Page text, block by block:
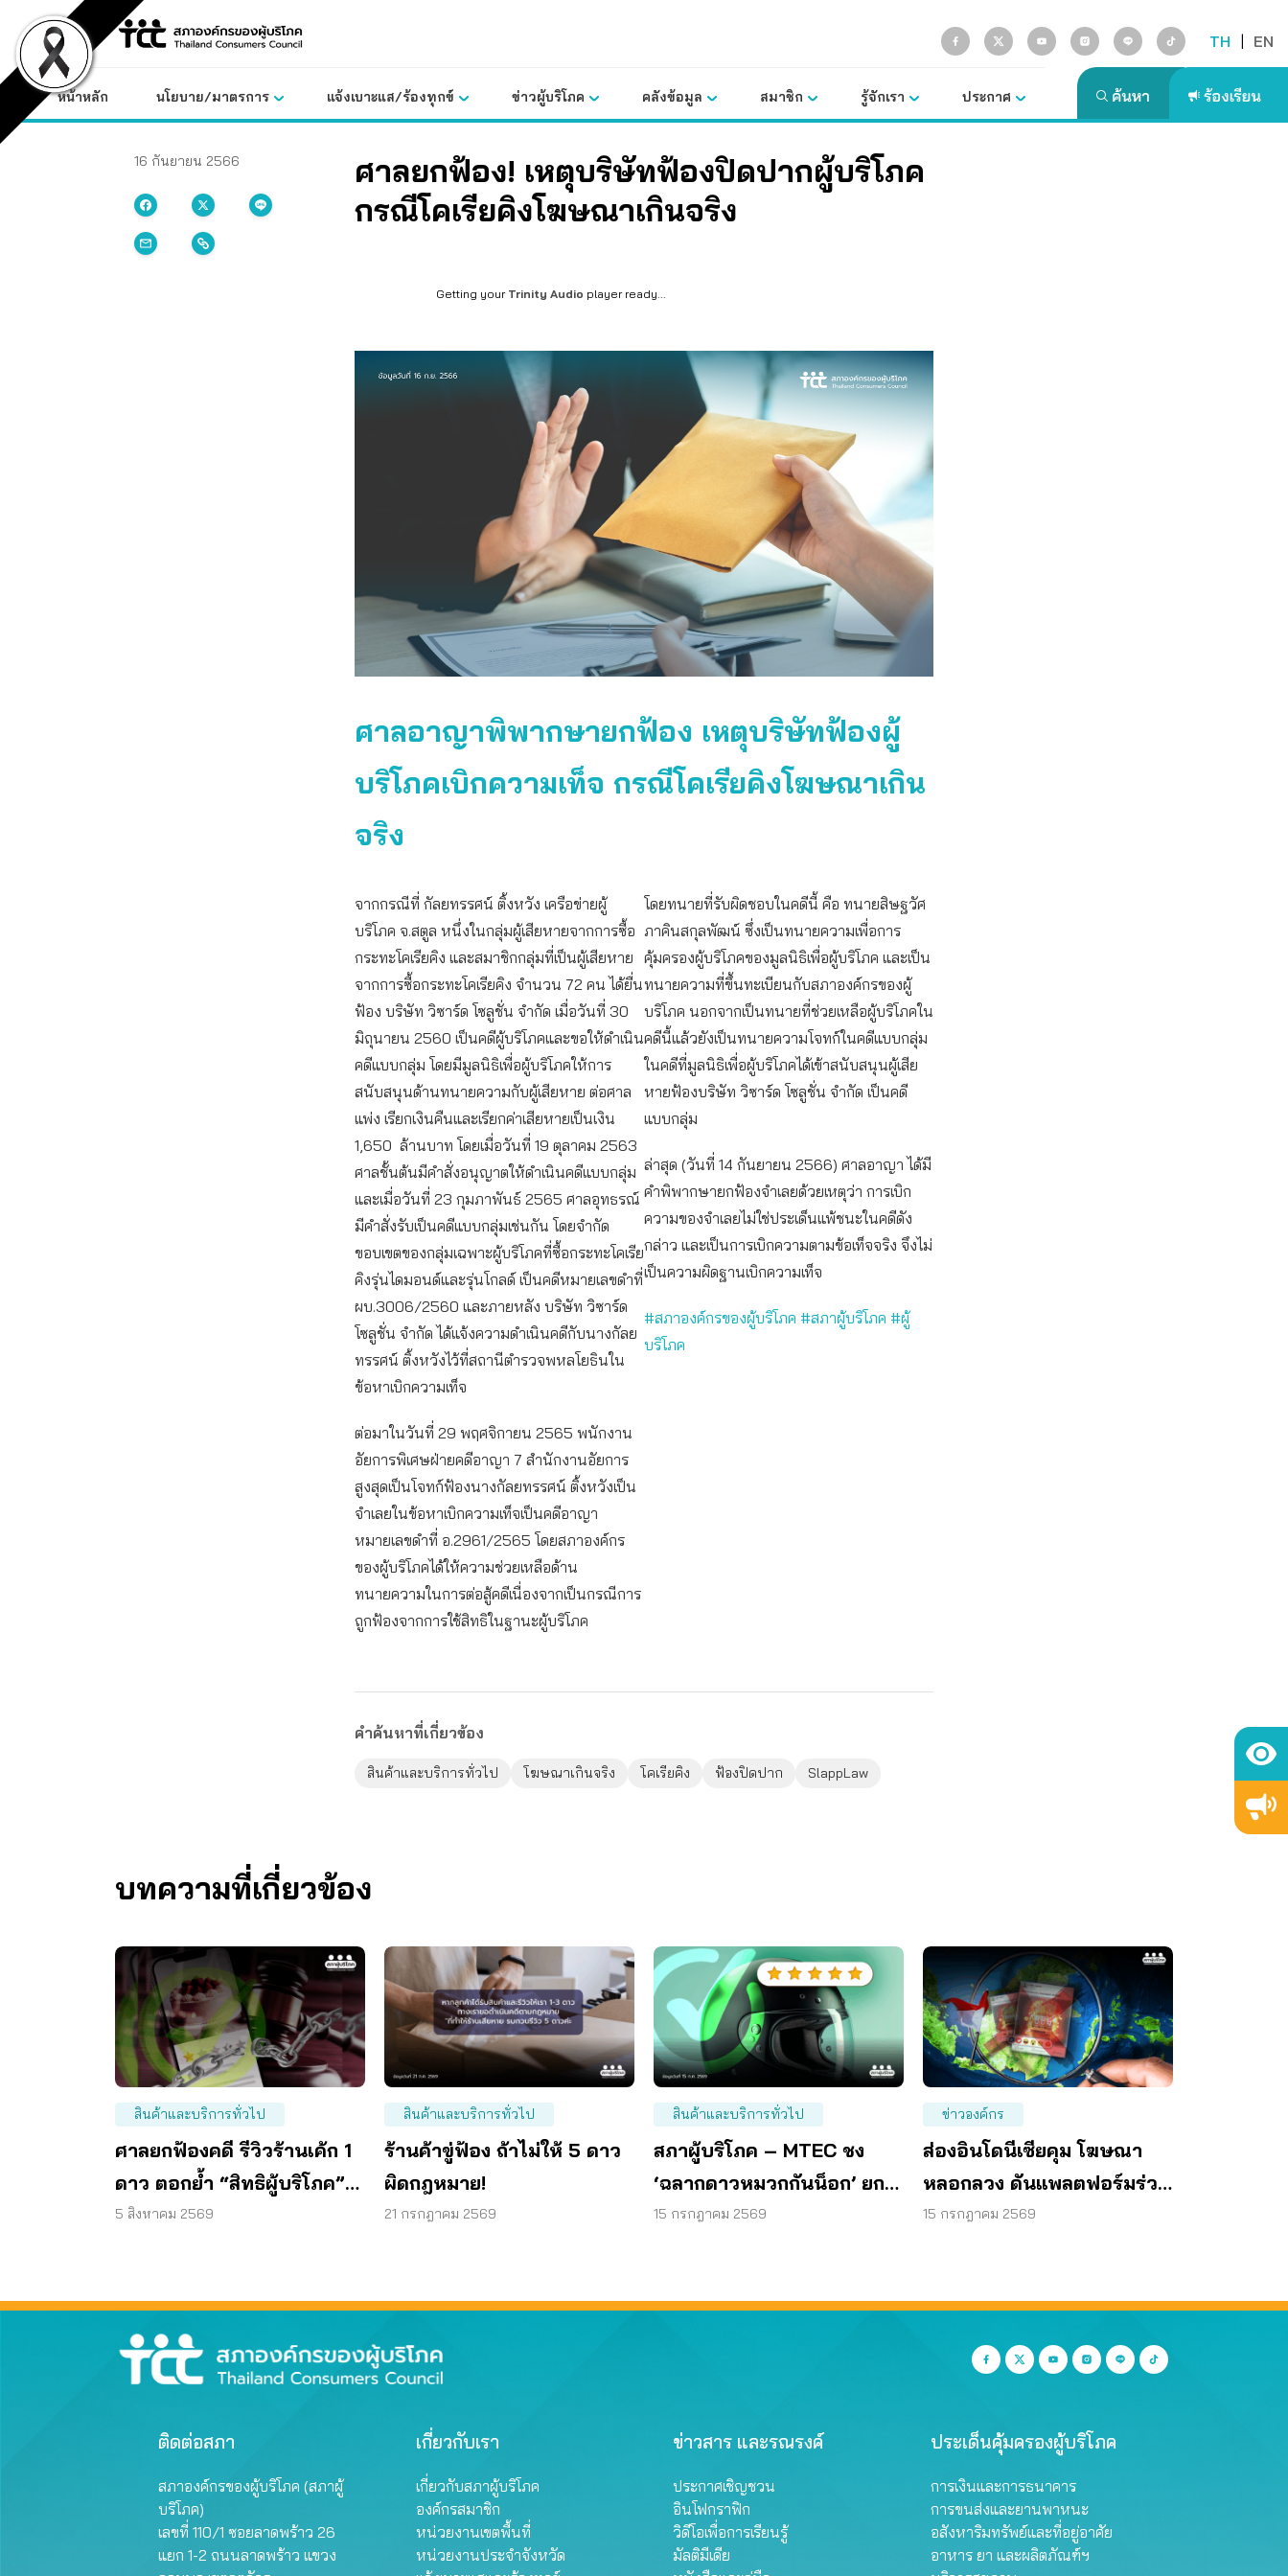
content
TH | EN
หน้าหลัก นโยบาย/มาตรการ แจ้งเบาะแส/ร้องทุกข์ ข่าวผู้บริโภค คลังข้อมูล สมาชิก รู้จักเรา ประกาศ
16 กันยายน 2566
ศาลยกฟ้อง! เหตุบริษัทฟ้องปิดปากผู้บริโภค
กรณีโคเรียคิงโฆษณาเกินจริง
Getting your Trinity Audio player ready...
ศาลอาญาพิพากษายกฟ้อง เหตุบริษัทฟ้องผู้
บริโภคเบิกความเท็จ กรณีโคเรียคิงโฆษณาเกิน
จริง
จากกรณีที่ กัลยทรรศน์ ติ้งหวัง เครือข่ายผู้
บริโภค จ.สตูล หนึ่งในกลุ่มผู้เสียหายจากการซื้อ
กระทะโคเรียคิง และสมาชิกกลุ่มที่เป็นผู้เสียหาย
จากการซื้อกระทะโคเรียคิง จำนวน 72 คน ได้ยื่น
ฟ้อง บริษัท วิซาร์ด โซลูชั่น จำกัด เมื่อวันที่ 30
มิถุนายน 2560 เป็นคดีผู้บริโภคและขอให้ดำเนิน
คดีแบบกลุ่ม โดยมีมูลนิธิเพื่อผู้บริโภคให้การ
สนับสนุนด้านทนายความกับผู้เสียหาย ต่อศาล
แพ่ง เรียกเงินคืนและเรียกค่าเสียหายเป็นเงิน
1,650 ล้านบาท โดยเมื่อวันที่ 19 ตุลาคม 2563
ศาลชั้นต้นมีคำสั่งอนุญาตให้ดำเนินคดีแบบกลุ่ม
และเมื่อวันที่ 23 กุมภาพันธ์ 2565 ศาลอุทธรณ์
มีคำสั่งรับเป็นคดีแบบกลุ่มเช่นกัน โดยจำกัด
ขอบเขตของกลุ่มเฉพาะผู้บริโภคที่ซื้อกระทะโคเรีย
คิงรุ่นไดมอนด์และรุ่นโกลด์ เป็นคดีหมายเลขดำที่
ผบ.3006/2560 และภายหลัง บริษัท วิซาร์ด
โซลูชั่น จำกัด ได้แจ้งความดำเนินคดีกับนางกัลย
ทรรศน์ ติ้งหวังไว้ที่สถานีตำรวจพหลโยธินใน
ข้อหาเบิกความเท็จ
ต่อมาในวันที่ 29 พฤศจิกายน 2565 พนักงาน
อัยการพิเศษฝ่ายคดีอาญา 7 สำนักงานอัยการ
สูงสุดเป็นโจทก์ฟ้องนางกัลยทรรศน์ ติ้งหวังเป็น
จำเลยในข้อหาเบิกความเท็จเป็นคดีอาญา
หมายเลขดำที่ อ.2961/2565 โดยสภาองค์กร
ของผู้บริโภคได้ให้ความช่วยเหลือด้าน
ทนายความในการต่อสู้คดีเนื่องจากเป็นกรณีการ
ถูกฟ้องจากการใช้สิทธิในฐานะผู้บริโภค
โดยทนายที่รับผิดชอบในคดีนี้ คือ ทนายสิษฐวัศ
ภาคินสกุลพัฒน์ ซึ่งเป็นทนายความเพื่อการ
คุ้มครองผู้บริโภคของมูลนิธิเพื่อผู้บริโภค และเป็น
ทนายความที่ขึ้นทะเบียนกับสภาองค์กรของผู้
บริโภค นอกจากเป็นทนายที่ช่วยเหลือผู้บริโภคใน
คดีนี้แล้วยังเป็นทนายความโจทก์ในคดีแบบกลุ่ม
ในคดีที่มูลนิธิเพื่อผู้บริโภคได้เข้าสนับสนุนผู้เสีย
หายฟ้องบริษัท วิซาร์ด โซลูชั่น จำกัด เป็นคดี
แบบกลุ่ม
ล่าสุด (วันที่ 14 กันยายน 2566) ศาลอาญา ได้มี
คำพิพากษายกฟ้องจำเลยด้วยเหตุว่า การเบิก
ความของจำเลยไม่ใช่ประเด็นแพ้ชนะในคดีดัง
กล่าว และเป็นการเบิกความตามข้อเท็จจริง จึงไม่
เป็นความผิดฐานเบิกความเท็จ
#สภาองค์กรของผู้บริโภค #สภาผู้บริโภค #ผู้
บริโภค
คำค้นหาที่เกี่ยวข้อง
สินค้าและบริการทั่วไป โฆษณาเกินจริง โคเรียคิง ฟ้องปิดปาก SlappLaw
บทความที่เกี่ยวข้อง
สินค้าและบริการทั่วไป
ศาลยกฟ้องคดี รีวิวร้านเค้ก 1
ดาว ตอกย้ำ “สิทธิผู้บริโภค”
แสดงความคิดเห็นโดยสุจริต
5 สิงหาคม 2569
สินค้าและบริการทั่วไป
ร้านค้าขู่ฟ้อง ถ้าไม่ให้ 5 ดาว
ผิดกฎหมาย!
21 กรกฎาคม 2569
สินค้าและบริการทั่วไป
สภาผู้บริโภค – MTEC ชง
‘ฉลากดาวหมวกกันน็อก’ ยก
ระดับความปลอดภัยผู้บริโภค
15 กรกฎาคม 2569
ข่าวองค์กร
ส่องอินโดนีเซียคุม โฆษณา
หลอกลวง ดันแพลตฟอร์มร่วม
รับผิดชอบ
15 กรกฎาคม 2569
ติดต่อสภา
สภาองค์กรของผู้บริโภค (สภาผู้
บริโภค)
เลขที่ 110/1 ซอยลาดพร้าว 26
แยก 1-2 ถนนลาดพร้าว แขวง
เกี่ยวกับเรา
เกี่ยวกับสภาผู้บริโภค
องค์กรสมาชิก
หน่วยงานเขตพื้นที่
หน่วยงานประจำจังหวัด
ข่าวสาร และรณรงค์
ประกาศเชิญชวน
อินโฟกราฟิก
วิดีโอเพื่อการเรียนรู้
มัลติมีเดีย
ประเด็นคุ้มครองผู้บริโภค
การเงินและการธนาคาร
การขนส่งและยานพาหนะ
อสังหาริมทรัพย์และที่อยู่อาศัย
อาหาร ยา และผลิตภัณฑ์ฯ